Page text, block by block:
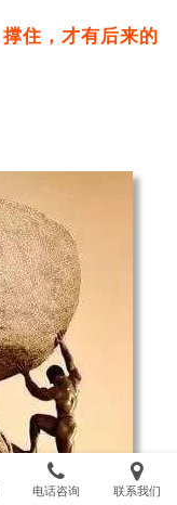
住，才有后来的
电话咨询 联系我们